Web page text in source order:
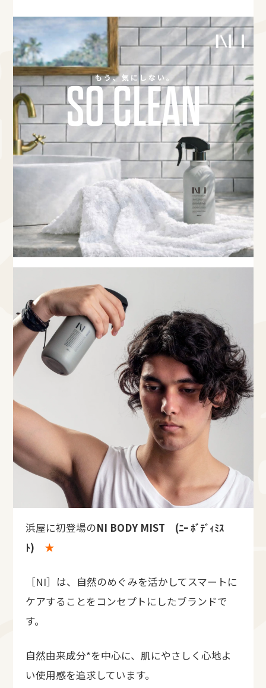
浜屋に初登場のNI BODY MIST (ﾆｰ ﾎﾞﾃﾞｨﾐｽ
ﾄ) ★
［NI］は、自然のめぐみを活かしてスマートに
ケアすることをコンセプトにしたブランドで
す。
自然由来成分*を中心に、肌にやさしく心地よ
い使用感を追求しています。